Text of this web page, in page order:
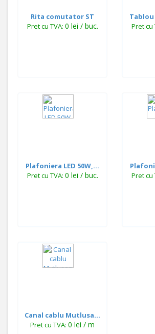
Rita comutator ST
Pret cu TVA: 0 lei / buc.
Tablou
Pret cu
Plafoniera LED 50W,...
Pret cu TVA: 0 lei / buc.
Pret cu
Canal cablu Mutlusa...
Pret cu TVA: 0 lei / m